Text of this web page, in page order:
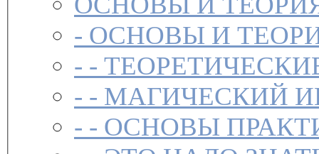
- ОСНОВЫ И
- -
- - МАГИЧЕСКИЙ
- - ОСНОВЫ